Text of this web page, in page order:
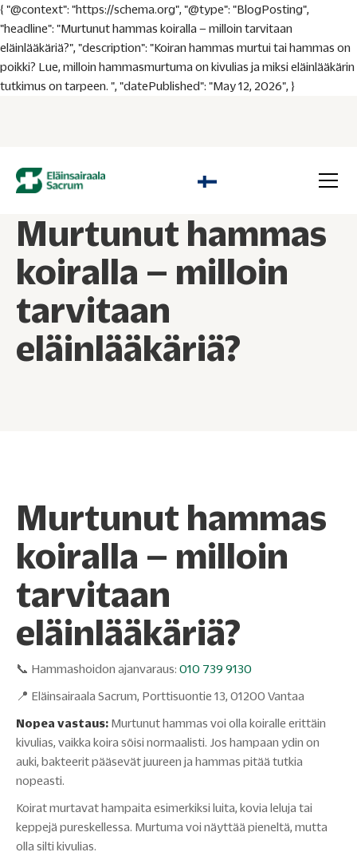
{ "@context": "https://schema.org", "@type": "BlogPosting",
"headline": "Murtunut hammas koiralla – milloin tarvitaan
eläinlääkäriä?", "description": "Koiran hammas murtui tai hammas on
poikki? Lue, milloin hammasmurtuma on kivulias ja miksi eläinlääkärin
tutkimus on tarpeen. ", "datePublished": "May 12, 2026", }
Murtunut hammas
koiralla – milloin
tarvitaan
eläinlääkäriä?
Murtunut hammas
koiralla – milloin
tarvitaan
eläinlääkäriä?
📞 Hammashoidon ajanvaraus: 010 739 9130
📍 Eläinsairaala Sacrum, Porttisuontie 13, 01200 Vantaa
Nopea vastaus: Murtunut hammas voi olla koiralle erittäin
kivulias, vaikka koira söisi normaalisti. Jos hampaan ydin on
auki, bakteerit pääsevät juureen ja hammas pitää tutkia
nopeasti.
Koirat murtavat hampaita esimerkiksi luita, kovia leluja tai
keppejä pureskellessa. Murtuma voi näyttää pieneltä, mutta
olla silti kivulias.